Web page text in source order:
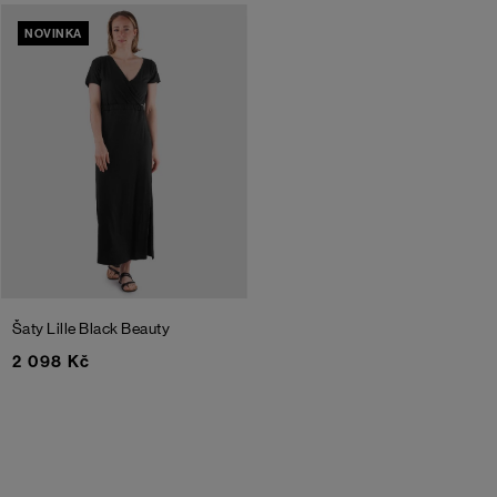
NOVINKA
Šaty Lille Black Beauty
2 098 Kč